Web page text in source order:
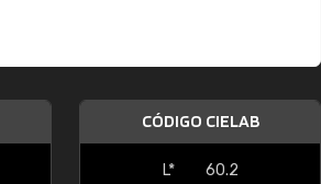
CÓDIGO CIELAB
L*
60.2
"Buen servicio. No obstante No es fácil
encontrar/comprar lo que se busca"